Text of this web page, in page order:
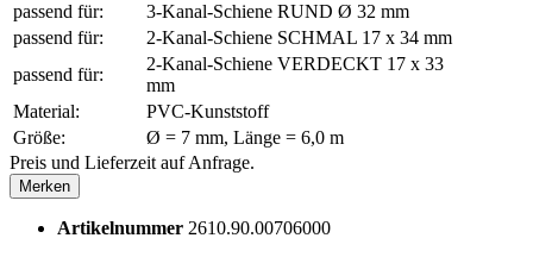
passend für:
3-Kanal-Schiene RUND Ø 32 mm
passend für:
2-Kanal-Schiene SCHMAL 17 x 34 mm
passend für:
2-Kanal-Schiene VERDECKT 17 x 33
mm
Material:
PVC-Kunststoff
Größe:
Ø = 7 mm, Länge = 6,0 m
Preis und Lieferzeit auf Anfrage.
Merken
Artikelnummer 2610.90.00706000